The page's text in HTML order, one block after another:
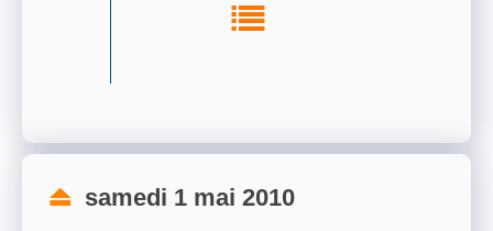
samedi 1 mai 2010